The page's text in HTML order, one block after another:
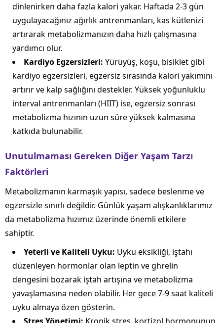
dinlenirken daha fazla kalori yakar. Haftada 2-3 gün
uygulayacağınız ağırlık antrenmanları, kas kütlenizi
artırarak metabolizmanızın daha hızlı çalışmasına
yardımcı olur.
Kardiyo Egzersizleri: Yürüyüş, koşu, bisiklet gibi
kardiyo egzersizleri, egzersiz sırasında kalori yakımını
artırır ve kalp sağlığını destekler. Yüksek yoğunluklu
interval antrenmanları (HIIT) ise, egzersiz sonrası
metabolizma hızının uzun süre yüksek kalmasına
katkıda bulunabilir.
Unutulmaması Gereken Diğer Yaşam Tarzı
Faktörleri
Metabolizmanın karmaşık yapısı, sadece beslenme ve
egzersizle sınırlı değildir. Günlük yaşam alışkanlıklarımız
da metabolizma hızımız üzerinde önemli etkilere
sahiptir.
Yeterli ve Kaliteli Uyku: Uyku eksikliği, iştahı
düzenleyen hormonlar olan leptin ve ghrelin
dengesini bozarak iştah artışına ve metabolizma
yavaşlamasına neden olabilir. Her gece 7-9 saat kaliteli
uyku almaya özen gösterin.